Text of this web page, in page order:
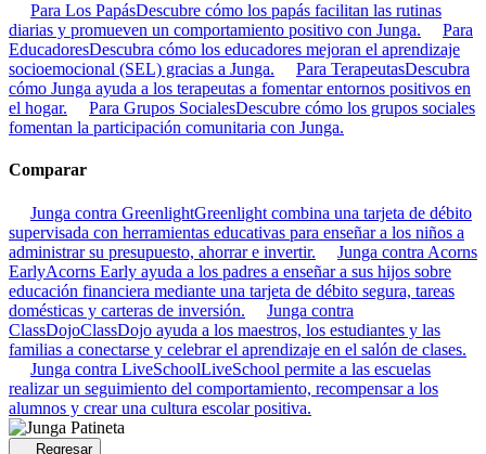
Para Los PapásDescubre cómo los papás facilitan las rutinas
diarias y promueven un comportamiento positivo con Junga.
Para
EducadoresDescubra cómo los educadores mejoran el aprendizaje
socioemocional (SEL) gracias a Junga.
Para TerapeutasDescubra
cómo Junga ayuda a los terapeutas a fomentar entornos positivos en
el hogar.
Para Grupos SocialesDescubre cómo los grupos sociales
fomentan la participación comunitaria con Junga.
Comparar
Junga contra GreenlightGreenlight combina una tarjeta de débito
supervisada con herramientas educativas para enseñar a los niños a
administrar su presupuesto, ahorrar e invertir.
Junga contra Acorns
EarlyAcorns Early ayuda a los padres a enseñar a sus hijos sobre
educación financiera mediante una tarjeta de débito segura, tareas
domésticas y carteras de inversión.
Junga contra
ClassDojoClassDojo ayuda a los maestros, los estudiantes y las
familias a conectarse y celebrar el aprendizaje en el salón de clases.
Junga contra LiveSchoolLiveSchool permite a las escuelas
realizar un seguimiento del comportamiento, recompensar a los
alumnos y crear una cultura escolar positiva.
Regresar